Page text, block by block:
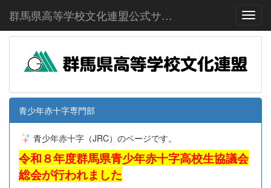
群馬県高等学校文化連盟公式サイト
青少年赤十字専門部
青少年赤十字（JRC）のページです。
令和８年度群馬県青少年赤十字高校生協議会
総会が行われました